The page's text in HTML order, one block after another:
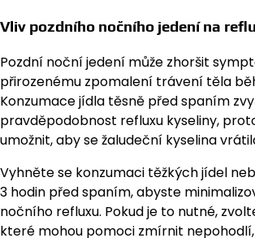
Vliv pozdního nočního jedení na
Pozdní noční jedení může zhoršit
přirozenému zpomalení trávení těla
Konzumace jídla těsně před spaním
pravděpodobnost refluxu kyseliny,
umožnit, aby se žaludeční kyselina
Vyhněte se konzumaci těžkých jídel
3 hodin před spaním, abyste
nočního refluxu. Pokud je to nutné,
které mohou pomoci zmírnit